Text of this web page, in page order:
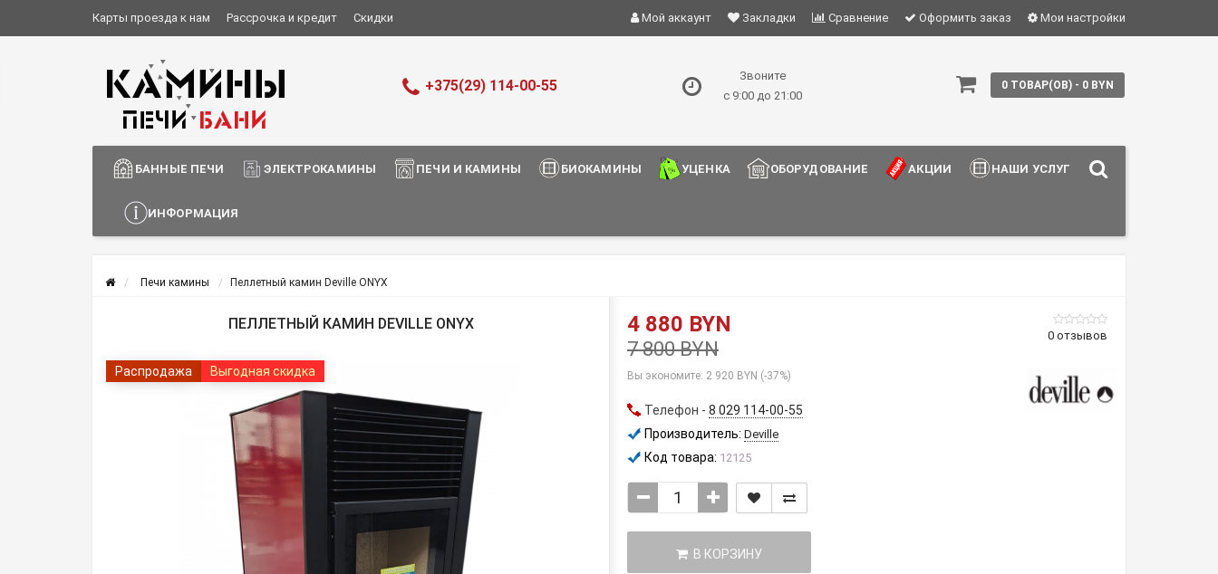
Карты проезда к нам Рассрочка и кредит Скидки
Информация о доставке
Мой аккаунт Закладки Сравнение Оформить заказ Мои настройки
+375(29) 114-00-55
Звоните
с 9:00 до 21:00
0 ТОВАР(ОВ) - 0 BYN
БАННЫЕ ПЕЧИ ЭЛЕКТРОКАМИНЫ ПЕЧИ И КАМИНЫ БИОКАМИНЫ УЦЕНКА ОБОРУДОВАНИЕ АКЦИИ НАШИ УСЛУГИ
ИНФОРМАЦИЯ
Печи камины Пеллетный камин Deville ONYX
ПЕЛЛЕТНЫЙ КАМИН DEVILLE ONYX
Распродажа Выгодная скидка
0 отзывов
4 880 BYN
7 800 BYN
Вы экономите: 2 920 BYN (-37%)
Телефон - 8 029 114-00-55
Производитель: Deville
Код товара: 12125
В КОРЗИНУ